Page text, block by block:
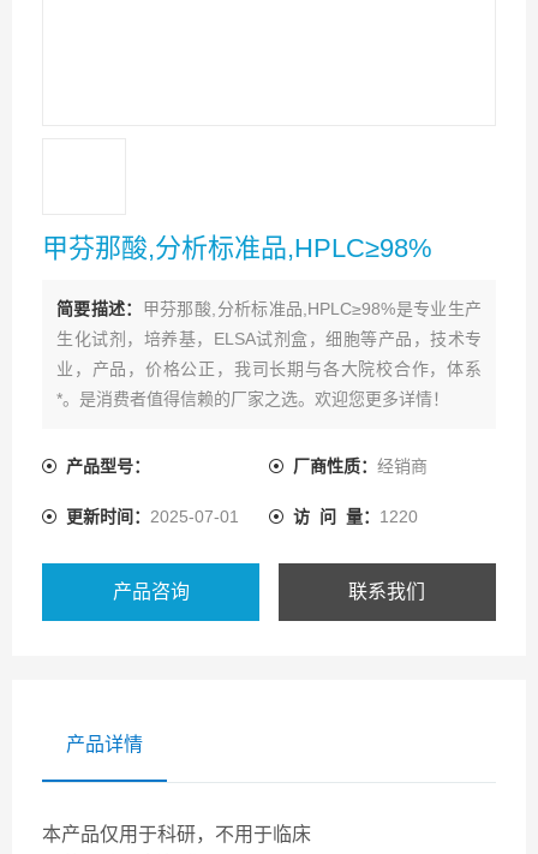
甲芬那酸,分析标准品,HPLC≥98%
简要描述： 甲芬那酸,分析标准品,HPLC≥98%是专业生产
生化试剂，培养基，ELSA试剂盒，细胞等产品，技术专
业，产品，价格公正，我司长期与各大院校合作，体系
*。是消费者值得信赖的厂家之选。欢迎您更多详情！
产品型号： 厂商性质： 经销商
更新时间： 2025-07-01 访 问 量： 1220
产品咨询 联系我们
产品详情
本产品仅用于科研，不用于临床